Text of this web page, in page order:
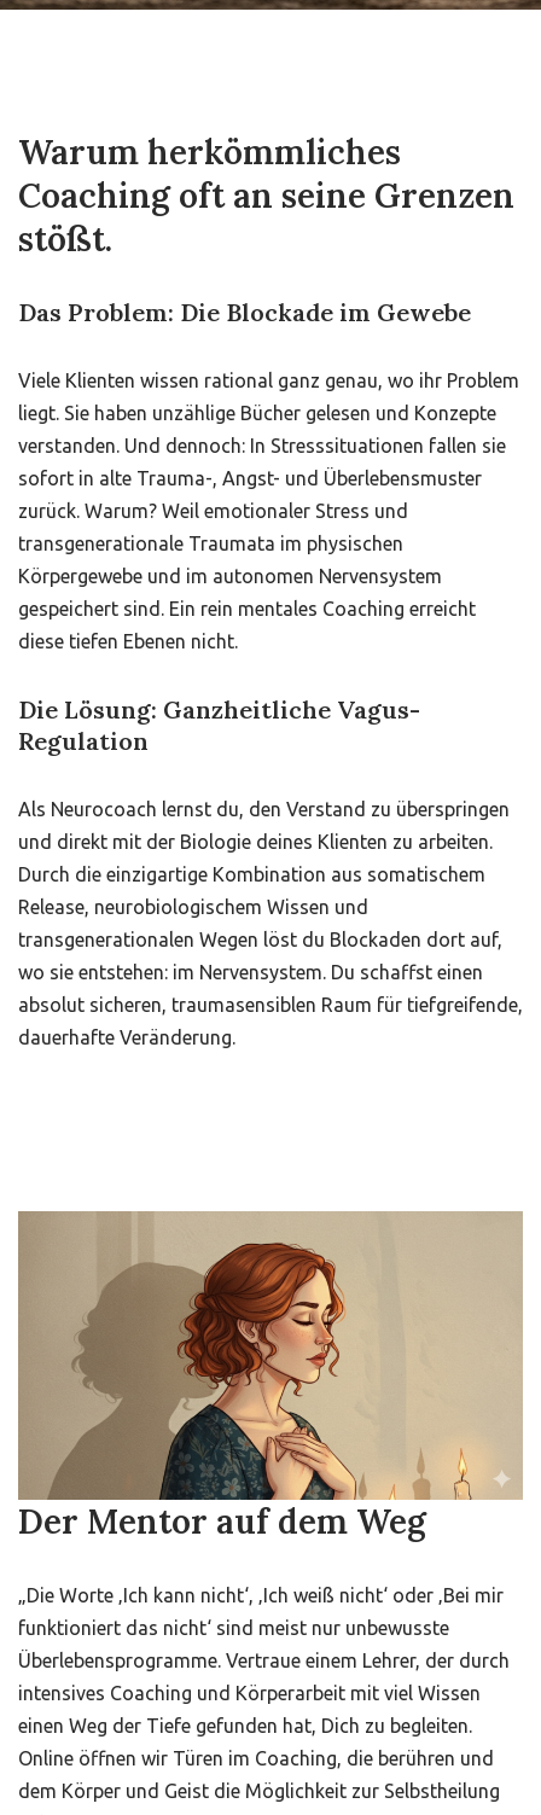
Warum herkömmliches
Coaching oft an seine Grenzen
stößt.
Das Problem: Die Blockade im Gewebe
Viele Klienten wissen rational ganz genau, wo ihr Problem
liegt. Sie haben unzählige Bücher gelesen und Konzepte
verstanden. Und dennoch: In Stresssituationen fallen sie
sofort in alte Trauma-, Angst- und Überlebensmuster
zurück. Warum? Weil emotionaler Stress und
transgenerationale Traumata im physischen
Körpergewebe und im autonomen Nervensystem
gespeichert sind. Ein rein mentales Coaching erreicht
diese tiefen Ebenen nicht.
Die Lösung: Ganzheitliche Vagus-
Regulation
Als Neurocoach lernst du, den Verstand zu überspringen
und direkt mit der Biologie deines Klienten zu arbeiten.
Durch die einzigartige Kombination aus somatischem
Release, neurobiologischem Wissen und
transgenerationalen Wegen löst du Blockaden dort auf,
wo sie entstehen: im Nervensystem. Du schaffst einen
absolut sicheren, traumasensiblen Raum für tiefgreifende,
dauerhafte Veränderung.
Der Mentor auf dem Weg
„Die Worte ‚Ich kann nicht‘, ‚Ich weiß nicht‘ oder ‚Bei mir
funktioniert das nicht‘ sind meist nur unbewusste
Überlebensprogramme. Vertraue einem Lehrer, der durch
intensives Coaching und Körperarbeit mit viel Wissen
einen Weg der Tiefe gefunden hat, Dich zu begleiten.
Online öffnen wir Türen im Coaching, die berühren und
dem Körper und Geist die Möglichkeit zur Selbstheilung